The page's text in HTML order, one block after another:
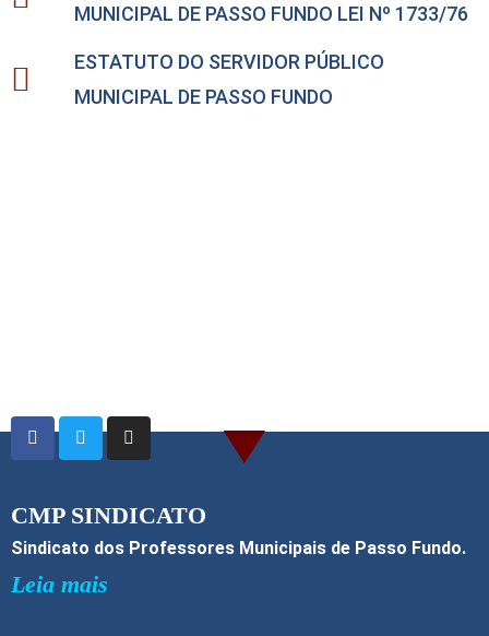
MUNICIPAL DE PASSO FUNDO LEI Nº 1733/76
ESTATUTO DO SERVIDOR PÚBLICO
MUNICIPAL DE PASSO FUNDO
CMP SINDICATO
Sindicato dos Professores Municipais de Passo Fundo.
Leia mais